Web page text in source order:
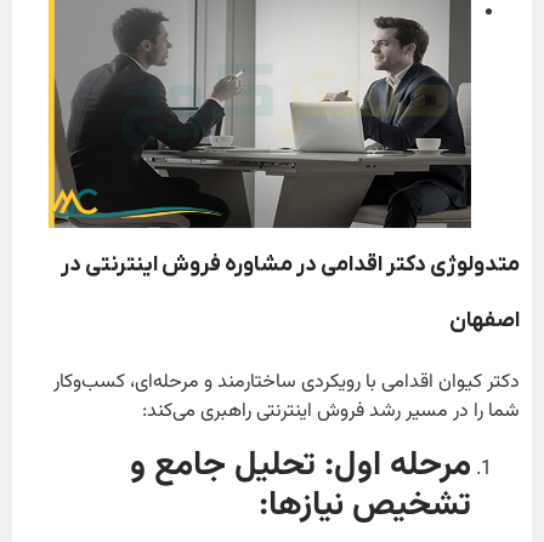
متدولوژی دکتر اقدامی در مشاوره فروش اینترنتی در
اصفهان
دکتر کیوان اقدامی با رویکردی ساختارمند و مرحله‌ای، کسب‌وکار
شما را در مسیر رشد فروش اینترنتی راهبری می‌کند:
مرحله اول: تحلیل جامع و
تشخیص نیازها: